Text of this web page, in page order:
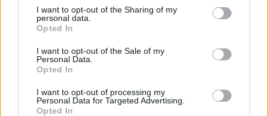
I want to opt-out of the Sharing of my
personal data.
Opted In
I want to opt-out of the Sale of my
Personal Data.
Opted In
I want to opt-out of processing my
Personal Data for Targeted Advertising.
Opted In
Az előfizetés a következőket tartalmazza:
Kötéslisták: BÉT elmúlt 2 év napon belüli
kötéslistái
Előfizetés